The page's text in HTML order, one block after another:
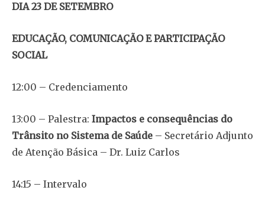
DIA 23 DE SETEMBRO
EDUCAÇÃO, COMUNICAÇÃO E PARTICIPAÇÃO
SOCIAL
12:00 – Credenciamento
13:00 – Palestra: Impactos e consequências do
Trânsito no Sistema de Saúde – Secretário Adjunto
de Atenção Básica – Dr. Luiz Carlos
14:15 – Intervalo